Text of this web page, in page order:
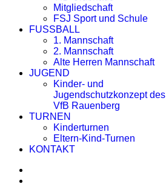
Mitgliedschaft
FSJ Sport und Schule
FUSSBALL
1. Mannschaft
2. Mannschaft
Alte Herren Mannschaft
JUGEND
Kinder- und
Jugendschutzkonzept des
VfB Rauenberg
TURNEN
Kinderturnen
Eltern-Kind-Turnen
KONTAKT